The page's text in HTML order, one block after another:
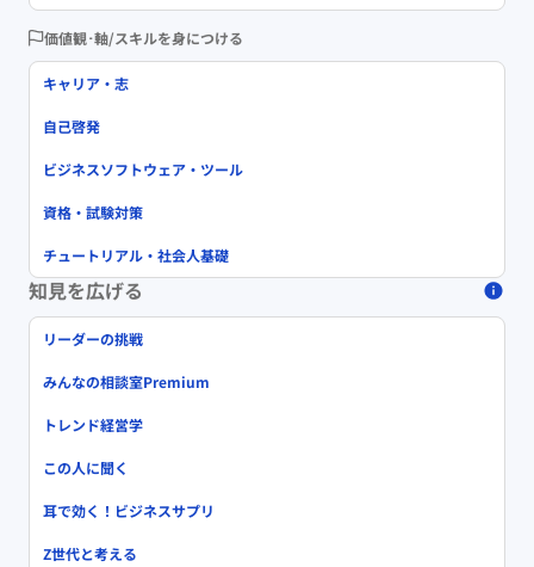
価値観･軸/スキルを身につける
キャリア・志
自己啓発
ビジネスソフトウェア・ツール
資格・試験対策
チュートリアル・社会人基礎
知見を広げる
リーダーの挑戦
みんなの相談室Premium
トレンド経営学
この人に聞く
耳で効く！ビジネスサプリ
Z世代と考える